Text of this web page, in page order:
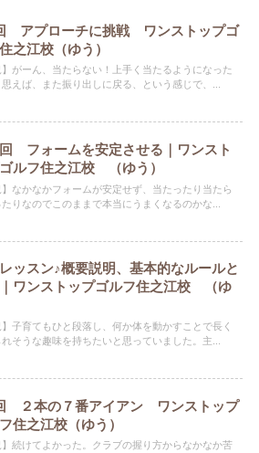
アプローチに挑戦 ワンストップゴ
之江校（ゆう）
】がーん、当たらない！上手く当たるようになった
えば、また振り出しに戻る、という感じで、...
フォームを安定させる｜ワンスト
ルフ住之江校 （ゆう）
】なかなかフォームが安定せず、当たったり当たら
りなのでこのままで本当にうまくなるのかな...
ッスン♪概要説明、基本的なルールと
ワンストップゴルフ住之江校 （ゆ
】子育てもひと段落し、何か体を動かすことで長く
そうな趣味を持ちたいと思っていました。主...
２本の７番アイアン ワンストップ
住之江校（ゆう）
】続けてよかった。クラブの握り方からなかなか苦